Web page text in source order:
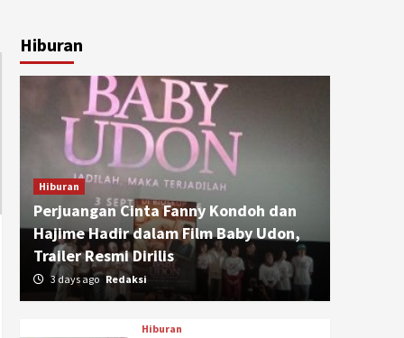
Hiburan
Hiburan
Perjuangan Cinta Fanny Kondoh dan
Hajime Hadir dalam Film Baby Udon,
Trailer Resmi Dirilis
3 days ago Redaksi
Hiburan